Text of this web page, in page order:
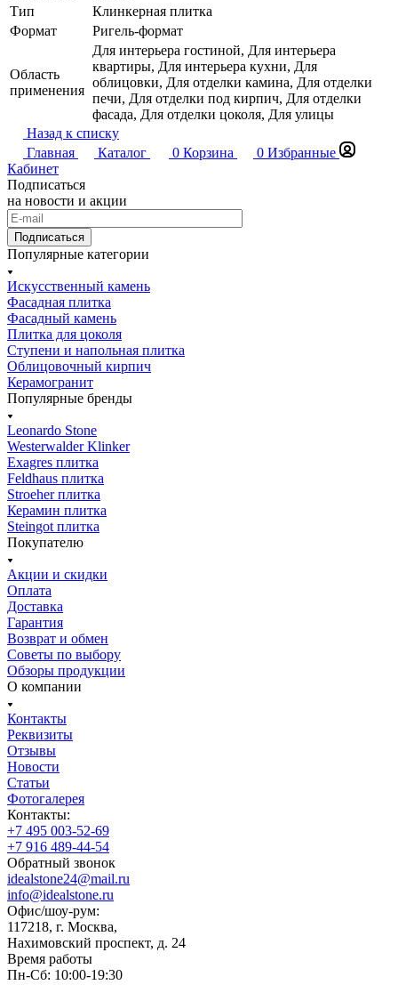
Тип
Клинкерная плитка
Формат
Ригель-формат
Область
применения
Для интерьера гостиной, Для интерьера
квартиры, Для интерьера кухни, Для
облицовки, Для отделки камина, Для отделки
печи, Для отделки под кирпич, Для отделки
фасада, Для отделки цоколя, Для улицы
Назад к списку
Главная
Каталог 0 Корзина 0 Избранные
Кабинет
Подписаться
на новости и акции
Подписаться
Популярные категории
Искусственный камень
Фасадная плитка
Фасадный камень
Плитка для цоколя
Ступени и напольная плитка
Облицовочный кирпич
Керамогранит
Популярные бренды
Leonardo Stone
Westerwalder Klinker
Exagres плитка
Feldhaus плитка
Stroeher плитка
Керамин плитка
Steingot плитка
Покупателю
Акции и скидки
Оплата
Доставка
Гарантия
Возврат и обмен
Советы по выбору
Обзоры продукции
О компании
Контакты
Реквизиты
Отзывы
Новости
Статьи
Фотогалерея
Контакты:
+7 495 003-52-69
+7 916 489-44-54
Обратный звонок
idealstone24@mail.ru
info@idealstone.ru
Офис/шоу-рум:
117218, г. Москва,
Нахимовский проспект, д. 24
Время работы
Пн-Сб: 10:00-19:30